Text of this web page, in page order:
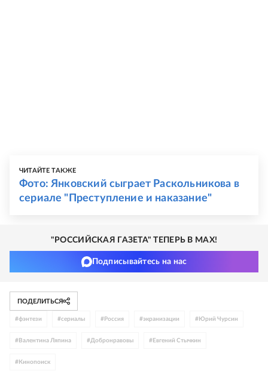
ЧИТАЙТЕ ТАКЖЕ
Фото: Янковский сыграет Раскольникова в
сериале "Преступление и наказание"
"РОССИЙСКАЯ ГАЗЕТА" ТЕПЕРЬ В MAX!
Подписывайтесь на нас
ПОДЕЛИТЬСЯ
#фэнтези #сериалы # Россия #экранизации # Юрий Чурсин
# Валентина Ляпина #Добронравовы # Евгений Стычкин
# Кинопоиск